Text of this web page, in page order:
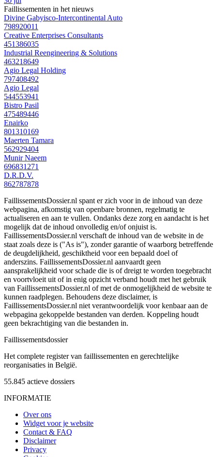
Faillissementen in het nieuws
Divine Gabyisco-Intercontinental Auto
798920011
Creative Enterprises Consultants
451386035
Industrial Reengineering & Solutions
463218649
Agio Legal Holding
797408492
Agio Legal
544553941
Bistro Pasil
475489446
Enairko
801310169
Maerten Tamara
562929404
Munir Naeem
696831271
D.R.D.V.
862787878
FaillissementsDossier.nl spant er zich voor in de inhoud van deze
webpagina, afkomstig van openbare bronnen, regelmatig te
actualiseren en aan te vullen. Ondanks deze zorg en aandacht is het
mogelijk dat de inhoud onvolledig en/of onjuist is.
FaillissementsDossier.nl verschaft de inhoud van de website in de
staat zoals deze is ("As is"), zonder garantie of waarborg betreffende
de deugdelijkheid, geschiktheid voor een bepaald doel of
anderszins. FaillissementsDossier.nl aanvaardt geen
aansprakelijkheid voor schade die is of dreigt te worden toegebracht
en voortvloeit uit of in enig opzicht verband houdt met het gebruik
van FaillissementsDossier.nl of met de onmogelijkheid de website te
kunnen raadplegen. Behoudens deze disclaimer, is
FaillissementsDossier.nl niet verantwoordelijk voor kenbaar aan de
webpagina gekoppelde bestanden van derden. Koppeling houdt
geen bekrachtiging van die bestanden in.
Faillissementsdossier
Het complete register van faillissementen en gerechtelijke
reorganisaties in België.
55.845 actieve dossiers
INFORMATIE
Over ons
Widget voor je website
Contact & FAQ
Disclaimer
Privacy